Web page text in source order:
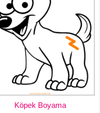
Köpek Boyama